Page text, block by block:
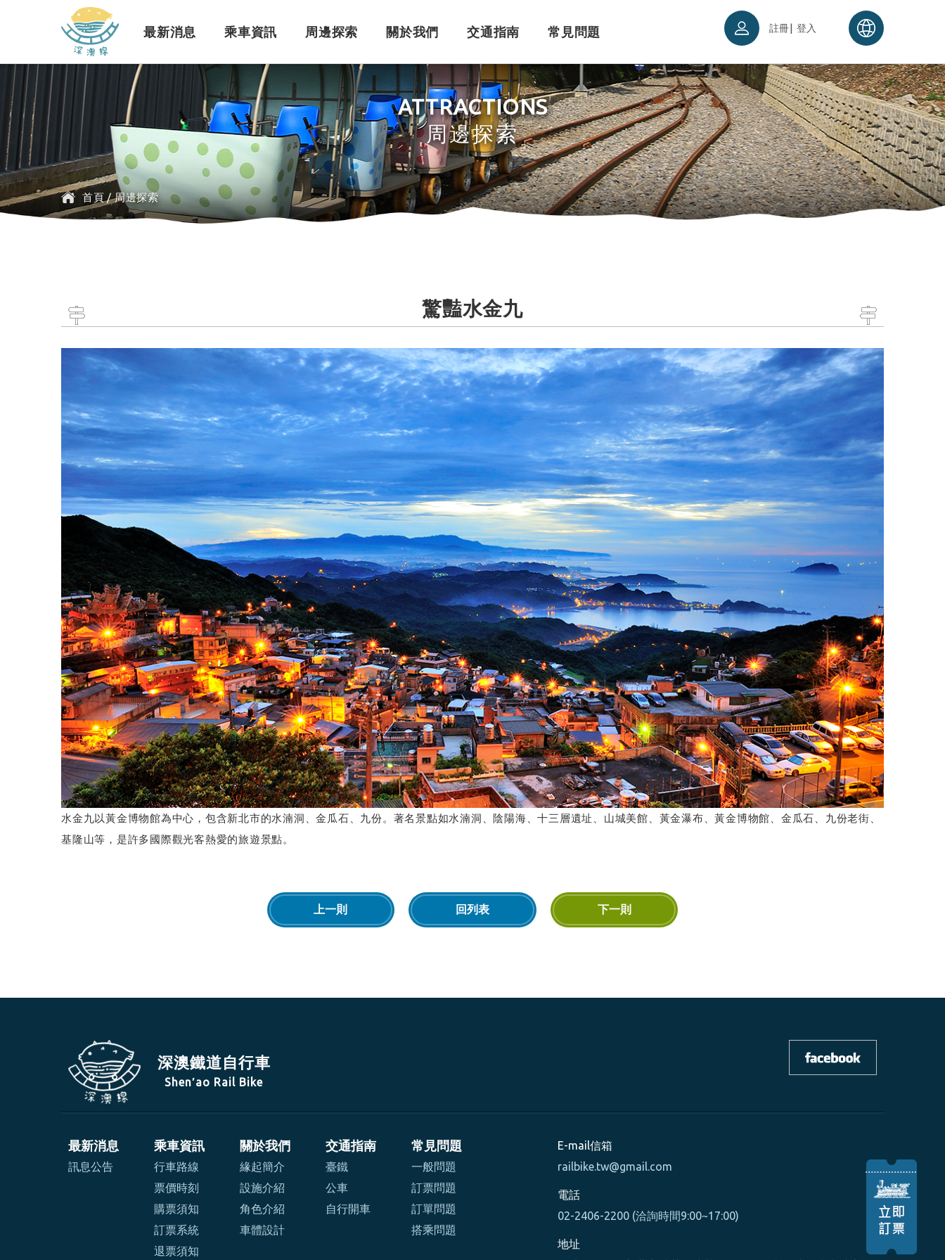
最新消息
訊息公告
乘車資訊
行車路線 票價時刻 購票須知 訂票系統 退票須知 入場須知
周邊探索
景點介紹 探索行程介紹
關於我們
緣起簡介 設施介紹 角色介紹 車體設計 永續理念
交通指南
公車 自行開車
常見問題
一般問題 訂票問題 訂單問題 搭乘問題
註冊| 登入
ATTRACTIONS
周邊探索
首頁/周邊探索
驚豔水金九
水金九以黃金博物館為中心，包含新北市的水湳洞、金瓜石、九份。著名景點如水湳洞、陰陽海、十三層遺址、山城美館、黃金瀑布、黃金博物館、金瓜石、九份老街、
基隆山等，是許多國際觀光客熱愛的旅遊景點。
上一則 回列表 下一則
深澳鐵道自行車
Shen′ao Rail Bike
最新消息
訊息公告
乘車資訊
行車路線
票價時刻
購票須知
訂票系統
退票須知
關於我們
緣起簡介
設施介紹
角色介紹
車體設計
交通指南
臺鐵
公車
自行開車
常見問題
一般問題
訂票問題
訂單問題
搭乘問題
E-mail信箱
railbike.tw@gmail.com
電話
02-2406-2200 (洽詢時間9:00~17:00)
地址